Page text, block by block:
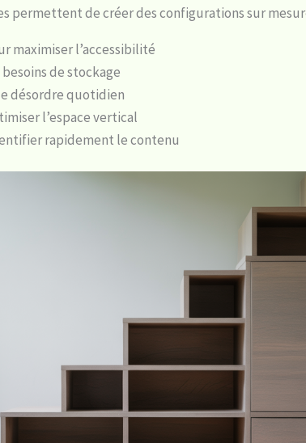
permettent de créer des configurations sur
maximiser l’accessibilité
de stockage
désordre quotidien
l’espace vertical
rapidement le contenu